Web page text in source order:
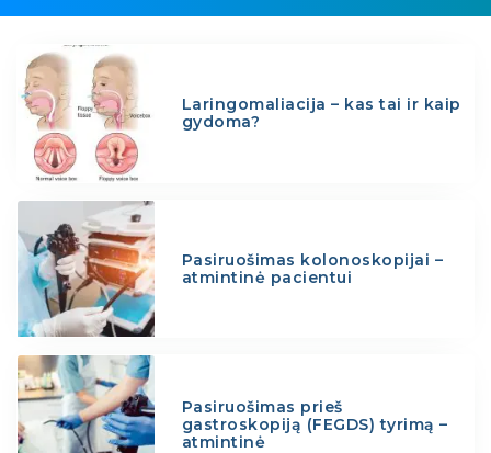
Laringomaliacija – kas tai ir kaip
gydoma?
Pasiruošimas kolonoskopijai –
atmintinė pacientui
Pasiruošimas prieš
gastroskopiją (FEGDS) tyrimą –
atmintinė